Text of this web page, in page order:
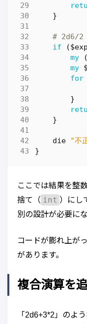
}
# 2d6/2
if
(
my
(
my
for
}
}
die "不
}
ここでは結果を整
捨て（ int ）にし
別の設計が必要にな
コードが膨れ上が
があります。
複合演算を
「2d6+3*2」のよ